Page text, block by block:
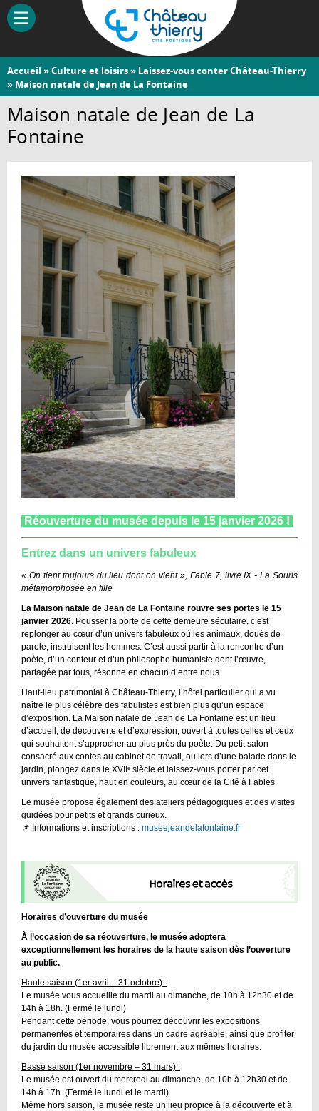
Aller
contenu
Château-
Thierry
Vous
êtes
ici
Accueil »Culture et loisirs» Laissez-vous conter Château-Thierry
» Maison natale de Jean de La Fontaine
Maison natale de Jean de La
Fontaine
Réouverture du musée depuis le 15 janvier 2026 !
Entrez dans un univers fabuleux
« On tient toujours du lieu dont on vient », Fable 7, livre IX - La Souris
métamorphosée en fille
La Maison natale de Jean de La Fontaine rouvre ses portes le 15
janvier 2026 . Pousser la porte de cette demeure séculaire, c’est
replonger au cœur d’un univers fabuleux où les animaux, doués de
parole, instruisent les hommes. C’est aussi partir à la rencontre d’un
poète, d’un conteur et d’un philosophe humaniste dont l’œuvre,
partagée par tous, résonne en chacun d’entre nous.
Haut-lieu patrimonial à Château-Thierry, l’hôtel particulier qui a vu
naître le plus célèbre des fabulistes est bien plus qu’un espace
d’exposition. La Maison natale de Jean de La Fontaine est un lieu
d’accueil, de découverte et d’expression, ouvert à toutes celles et ceux
qui souhaitent s’approcher au plus près du poète. Du petit salon
consacré aux contes au cabinet de travail, ou lors d’une balade dans le
jardin, plongez dans le XVIIᵉ siècle et laissez-vous porter par cet
univers fantastique, haut en couleurs, au cœur de la Cité à Fables.
Le musée propose également des ateliers pédagogiques et des visites
guidées pour petits et grands curieux.
📌 Informations et inscriptions : museejeandelafontaine.fr
Horaires d’ouverture du musée
À l’occasion de sa réouverture, le musée adoptera
exceptionnellement les horaires de la haute saison dès l’ouverture
au public.
Haute saison (1er avril – 31 octobre) :
Le musée vous accueille du mardi au dimanche, de 10h à 12h30 et de
14h à 18h. (Fermé le lundi)
Pendant cette période, vous pourrez découvrir les expositions
permanentes et temporaires dans un cadre agréable, ainsi que profiter
du jardin du musée accessible librement aux mêmes horaires.
Basse saison (1er novembre – 31 mars) :
Le musée est ouvert du mercredi au dimanche, de 10h à 12h30 et de
14h à 17h. (Fermé le lundi et le mardi)
Même hors saison, le musée reste un lieu propice à la découverte et à